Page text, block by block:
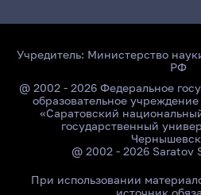
Учредитель: Министерство
РФ
@ 2002 - 2026 Федеральное
образовательное
«Саратовский
государственный
@ 2002 - 2026 Saratov
При использовании
источник